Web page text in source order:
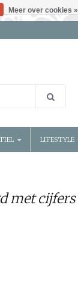
LIFESTYLE
met cijfers
Meer over cookies »